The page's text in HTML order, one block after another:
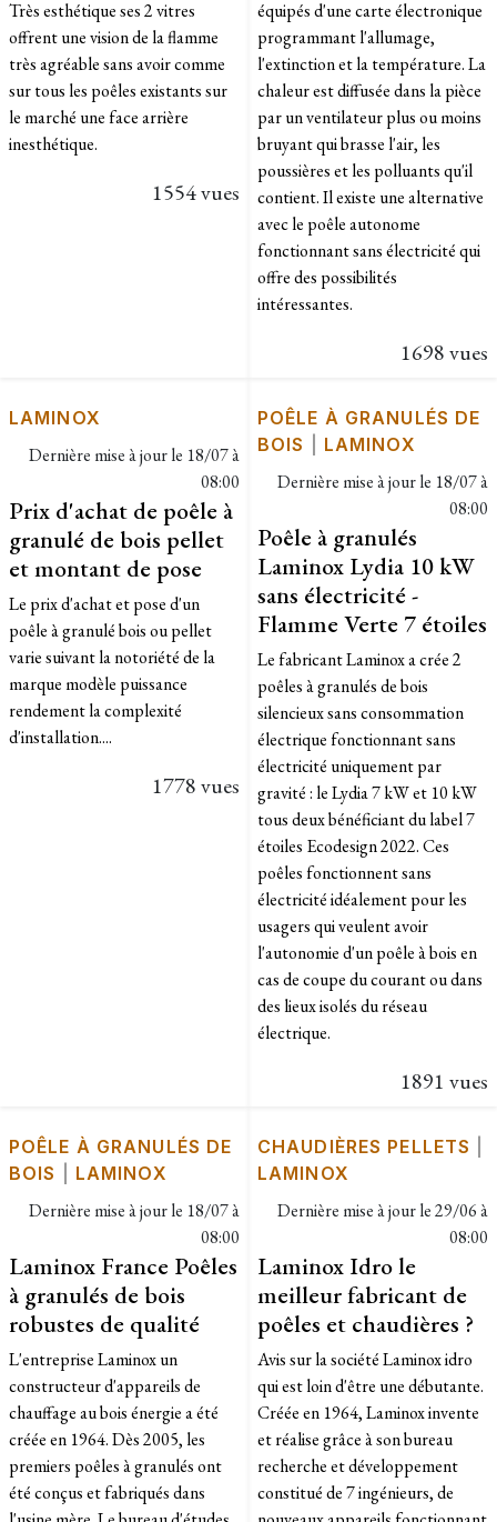
Très esthétique ses 2 vitres
offrent une vision de la flamme
très agréable sans avoir comme
sur tous les poêles existants sur
le marché une face arrière
inesthétique.
1554 vues
équipés d'une carte électronique
programmant l'allumage,
l'extinction et la température. La
chaleur est diffusée dans la pièce
par un ventilateur plus ou moins
bruyant qui brasse l'air, les
poussières et les polluants qu'il
contient. Il existe une alternative
avec le poêle autonome
fonctionnant sans électricité qui
offre des possibilités
intéressantes.
1698 vues
LAMINOX
Dernière mise à jour le 18/07 à
08:00
Prix d'achat de poêle à
granulé de bois pellet
et montant de pose
Le prix d'achat et pose d'un
poêle à granulé bois ou pellet
varie suivant la notoriété de la
marque modèle puissance
rendement la complexité
d'installation....
1778 vues
POÊLE À GRANULÉS DE
BOIS
LAMINOX
Dernière mise à jour le 18/07 à
08:00
Poêle à granulés
Laminox Lydia 10 kW
sans électricité -
Flamme Verte 7 étoiles
Le fabricant Laminox a crée 2
poêles à granulés de bois
silencieux sans consommation
électrique fonctionnant sans
électricité uniquement par
gravité : le Lydia 7 kW et 10 kW
tous deux bénéficiant du label 7
étoiles Ecodesign 2022. Ces
poêles fonctionnent sans
électricité idéalement pour les
usagers qui veulent avoir
l'autonomie d'un poêle à bois en
cas de coupe du courant ou dans
des lieux isolés du réseau
électrique.
1891 vues
POÊLE À GRANULÉS DE
BOIS
LAMINOX
Dernière mise à jour le 18/07 à
08:00
Laminox France Poêles
à granulés de bois
robustes de qualité
L'entreprise Laminox un
constructeur d'appareils de
chauffage au bois énergie a été
créée en 1964. Dès 2005, les
premiers poêles à granulés ont
été conçus et fabriqués dans
CHAUDIÈRES PELLETS
LAMINOX
Dernière mise à jour le29/06 à
08:00
Laminox Idro le
meilleur fabricant de
poêles et chaudières ?
Avis sur la société Laminox idro
qui est loin d'être une débutante.
Créée en 1964, Laminox invente
et réalise grâce à son bureau
recherche et développement
constitué de 7 ingénieurs, de